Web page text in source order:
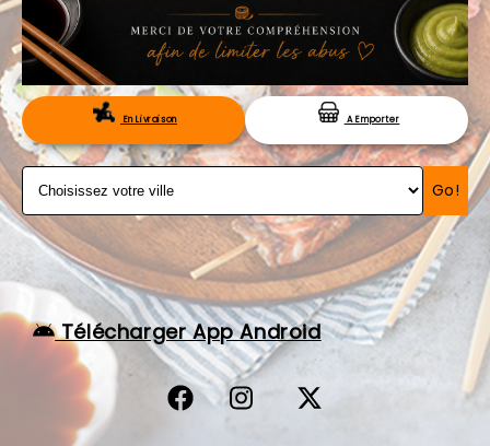
MENTIONS LÉGALES
C.G.V
RÉSERVATIONEn Livraison A Emporter
Go!
Télécharger App Android